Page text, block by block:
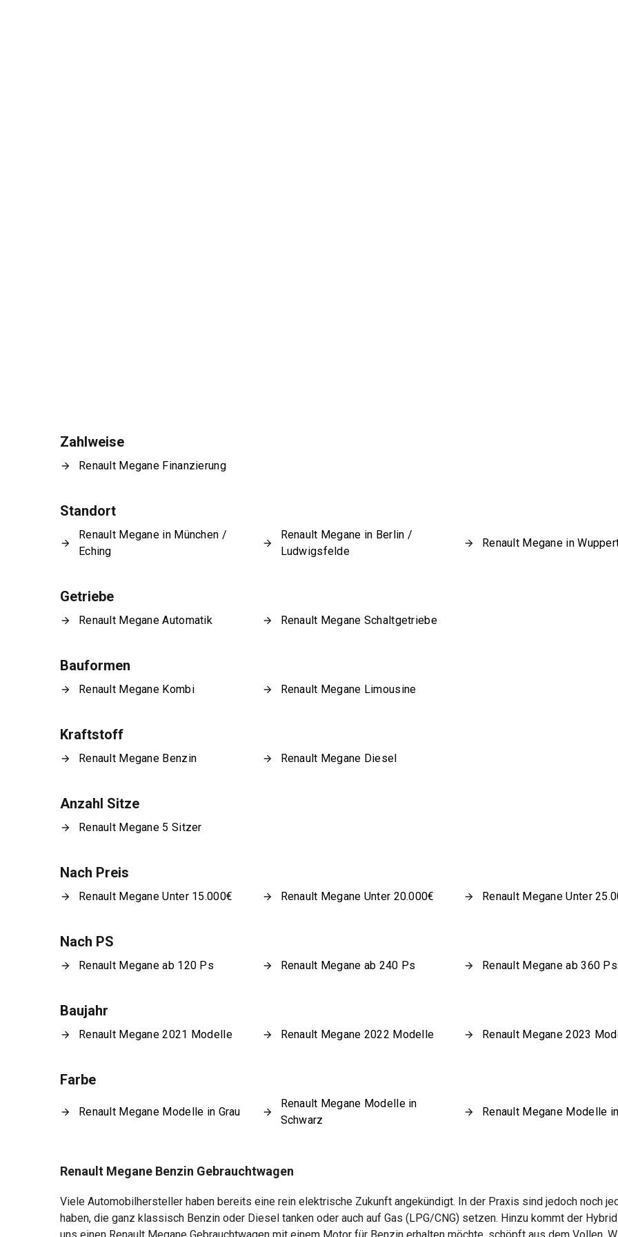
Zahlweise
Renault Megane Finanzierung
Standort
Renault Megane in München /
Eching
Renault Megane in Berlin /
Ludwigsfelde
Renault Megane in
Getriebe
Renault Megane Automatik Renault Megane Schaltgetriebe
Bauformen
Renault Megane Kombi Renault Megane Limousine
Kraftstoff
Renault Megane Benzin Renault Megane Diesel
Anzahl Sitze
Renault Megane 5 Sitzer
Nach Preis
Renault Megane Unter 15.000€ Renault Megane Unter 20.000€ Renault Megane Unter
Nach PS
Renault Megane ab 120 Ps Renault Megane ab 240 Ps Renault Megane ab 360 Ps
Baujahr
Renault Megane 2021 Modelle Renault Megane 2022 Modelle Renault Megane 2023
Farbe
Renault Megane Modelle in Grau
Renault Megane Modelle in
Schwarz
Renault Megane Modelle
Renault Megane Benzin Gebrauchtwagen
Viele Automobilhersteller haben bereits eine rein elektrische Zukunft angekündigt. In der Praxis sind jedoch noch
haben, die ganz klassisch Benzin oder Diesel tanken oder auch auf Gas (LPG/CNG) setzen. Hinzu kommt der